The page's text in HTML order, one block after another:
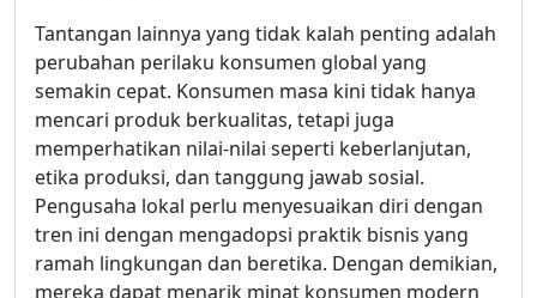
Tantangan lainnya yang tidak kalah penting adalah
perubahan perilaku konsumen global yang
semakin cepat. Konsumen masa kini tidak hanya
mencari produk berkualitas, tetapi juga
memperhatikan nilai-nilai seperti keberlanjutan,
etika produksi, dan tanggung jawab sosial.
Pengusaha lokal perlu menyesuaikan diri dengan
tren ini dengan mengadopsi praktik bisnis yang
ramah lingkungan dan beretika. Dengan demikian,
mereka dapat menarik minat konsumen modern